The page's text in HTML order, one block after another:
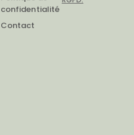
confidentialité
Contact